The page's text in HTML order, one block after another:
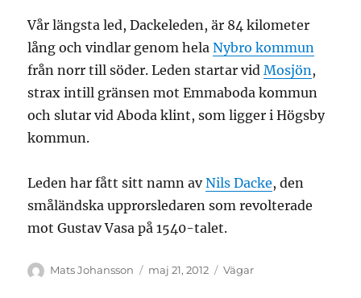
Vår längsta led, Dackeleden, är 84 kilometer
lång och vindlar genom helaNybro kommun
från norr till söder. Leden startar vidMosjön,
strax intill gränsen mot Emmaboda kommun
och slutar vid Aboda klint, som ligger i Högsby
kommun.
Leden har fått sitt namn avNils Dacke, den
småländska upprorsledaren som revolterade
mot Gustav Vasa på 1540-talet.
Författare
Mats Johansson
Publicerat
maj 21, 2012 Kategorier
Vägar